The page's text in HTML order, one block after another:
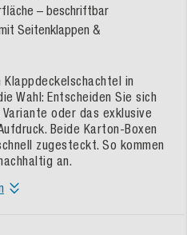
– beschriftbar
Seitenklappen &
in
Wahl: Entscheiden Sie sich
oder das exklusive
Beide Karton-Boxen
zugesteckt. So kommen
an.